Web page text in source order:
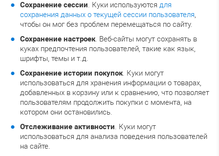
Сохранение сессии. Куки используются для
сохранения данных о текущей сессии пользователя,
чтобы он мог без проблем перемещаться по сайту.
Сохранение настроек. Веб-сайты могут сохранять в
куках предпочтения пользователей, такие как язык,
шрифты, темы и т.д.
Сохранение истории покупок. Куки могут
использоваться для хранения информации о товарах,
добавленных в корзину или к сравнению, что позволяет
пользователям продолжить покупки с момента, на
котором они остановились.
Отслеживание активности. Куки могут
использоваться для анализа поведения пользователей
на сайте.